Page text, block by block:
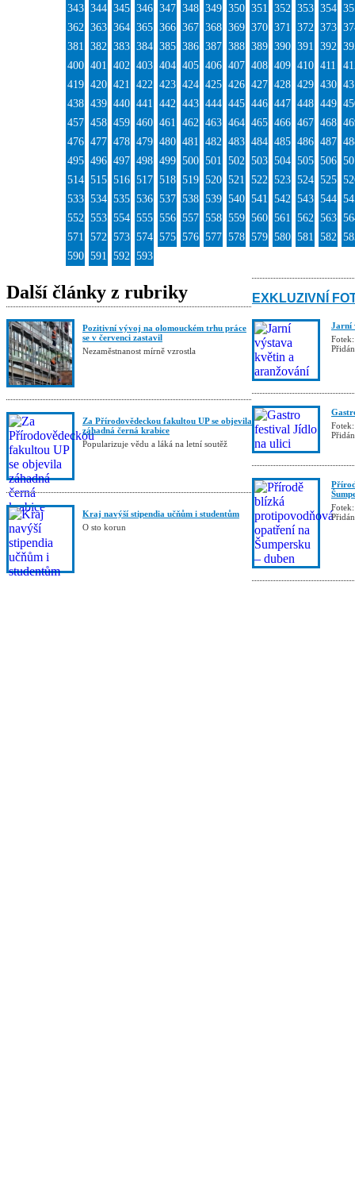
343 344 345 346 347 348 349 350 351 352 353 354
362 363 364 365 366 367 368 369 370 371 372 373
381 382 383 384 385 386 387 388 389 390 391 392
400 401 402 403 404 405 406 407 408 409 410 411
419 420 421 422 423 424 425 426 427 428 429 430
438 439 440 441 442 443 444 445 446 447 448 449
457 458 459 460 461 462 463 464 465 466 467 468
476 477 478 479 480 481 482 483 484 485 486 487
495 496 497 498 499 500 501 502 503 504 505 506
514 515 516 517 518 519 520 521 522 523 524 525
533 534 535 536 537 538 539 540 541 542 543 544
552 553 554 555 556 557 558 559 560 561 562 563
571 572 573 574 575 576 577 578 579 580 581 582
590 591 592 593
Další články z rubriky
Pozitivní vývoj na olomouckém trhu práce
se v červenci zastavil
Nezaměstnanost mírně vzrostla
Za Přírodovědeckou fakultou UP se objevila
záhadná černá krabice
Popularizuje vědu a láká na letní soutěž
Kraj navýší stipendia učňům i studentům
O sto korun
EXKLUZIVNÍ
Jarní